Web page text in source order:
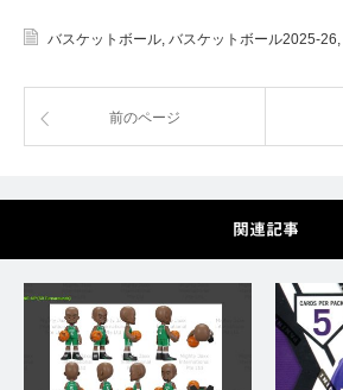
バスケットボール バスケットボール2025-26
前のページ
関連記事